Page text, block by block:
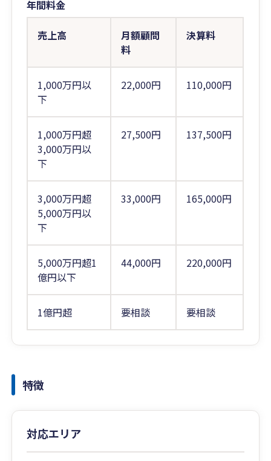
年間料金
売上高
月額顧問
料
決算料
1,000万円以
下
22,000円 110,000円
1,000万円超
3,000万円以
下
27,500円 137,500円
3,000万円超
5,000万円以
下
33,000円 165,000円
5,000万円超1
億円以下
44,000円 220,000円
1億円超 要相談 要相談
特徴
対応エリア